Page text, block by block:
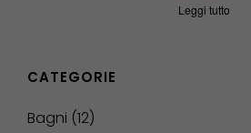
Leggi tutto
CATEGORIE
Bagni 12